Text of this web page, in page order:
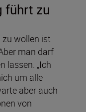
führt zu
wollen ist
man darf
lassen. „Ich
um alle
aber auch
von